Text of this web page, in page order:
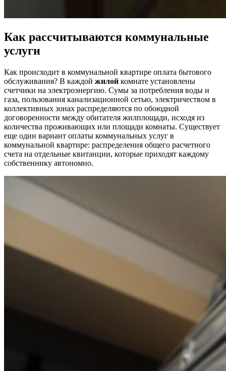
Как рассчитываются коммунальные
услуги
Как происходит в коммунальной квартире оплата бытового
обслуживания? В каждой жилой комнате установлены
счетчики на электроэнергию. Сумы за потребления воды и
газа, пользования канализационной сетью, электричеством в
коллективных зонах распределяются по обоюдной
договоренности между обитателя жилплощади, исходя из
количества проживающих или площади комнаты. Существует
еще один вариант оплаты коммунальных услуг в
коммунальной квартире: распределения общего расчетного
счета на отдельные квитанции, которые приходят каждому
собственнику автономно.